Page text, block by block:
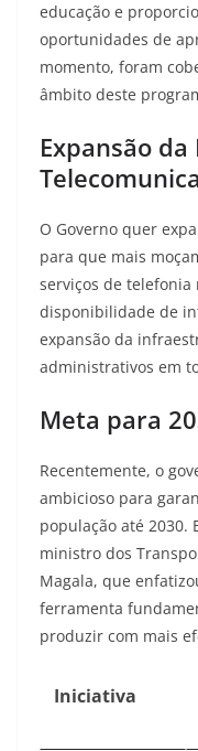
educação e
oportunidades de
momento, foram
âmbito deste
Expansão da
O Governo quer
para que mais
serviços de telefonia
disponibilidade de
expansão da
administrativos em
Meta para
Recentemente, o
ambicioso para
população até 2030.
ministro dos
Magala, que
ferramenta
produzir com mais
Iniciativa